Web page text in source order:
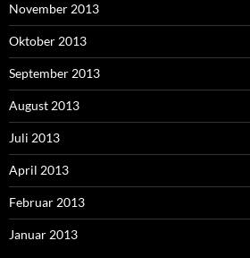
November 2013
Oktober 2013
September 2013
August 2013
Juli 2013
April 2013
Februar 2013
Januar 2013